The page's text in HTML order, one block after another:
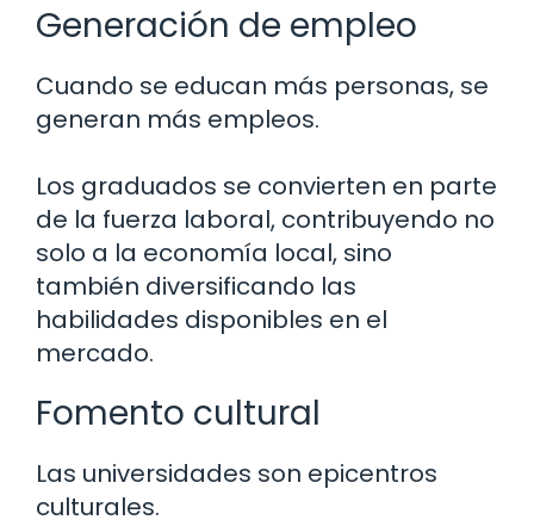
Generación de empleo
Cuando se educan más personas, se
generan más empleos.
Los graduados se convierten en parte
de la fuerza laboral, contribuyendo no
solo a la economía local, sino
también diversificando las
habilidades disponibles en el
mercado.
Fomento cultural
Las universidades son epicentros
culturales.